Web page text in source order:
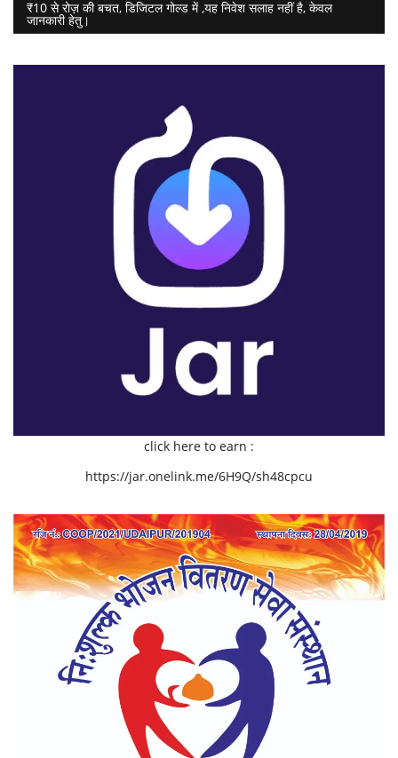
₹10 से रोज़ की बचत, डिजिटल गोल्ड में ,यह निवेश सलाह नहीं है, केवल
जानकारी हेतु।
click here to earn :
https://jar.onelink.me/6H9Q/sh48cpcu